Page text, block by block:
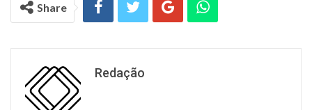
Share
Redação